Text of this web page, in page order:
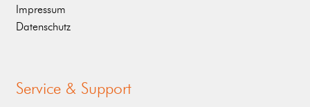
Impressum
Datenschutz
Service & Support